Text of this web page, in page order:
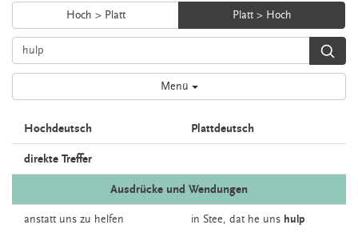
Hoch > Platt Platt > Hoch
Menü
Hochdeutsch Plattdeutsch
direkte Treffer
Ausdrücke und Wendungen
anstatt uns zu helfen in Stee, dat he uns hulp